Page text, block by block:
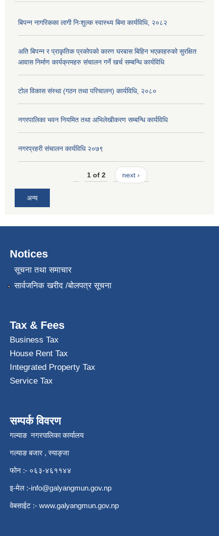
बिपन्न नागरिकका लागी निःशुल्क स्वास्थ्य बिमा कार्यविधि, २०८२
अति बिपन्न र प्राकृतिक प्रकोपको कारण घरबास बिहिन भएकाहरुको सुरक्षित
आवास निर्माण कार्यक्रमहरु संचालन गर्ने खर्च सम्बन्धि कार्यविधि
टोल विकास संस्था (गठन तथा परिचालन) कार्यविधि, २०८०
नगरपालिका भवन नियमित तथा अभिलेखीकरण सम्बन्धि कार्यविधि
नगरप्रहरी संचालन कार्यविधि २०७९
1 of 2 next ›
अन्य
Notices
सूचना तथा समाचार
सार्वजनिक खरीद /बोलपत्र सूचना
Tax & Fees
Business Tax
House Rent Tax
Integrated Property Tax
Service Tax
सम्पर्क विवरण
गल्याङ नगरपालिका कार्यालय
गल्याङ बजार , स्याङ्जा
फोन :- ०६३-४६११४४
इ-मेल :-info@galyangmun.gov.np
वेबसाईट :- www.galyangmun.gov.np